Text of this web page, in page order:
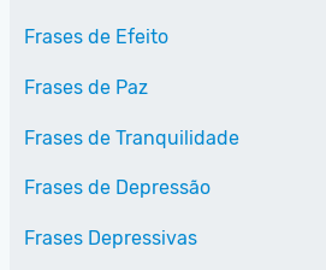
Frases de Efeito
Frases de Paz
Frases de Tranquilidade
Frases de Depressão
Frases Depressivas